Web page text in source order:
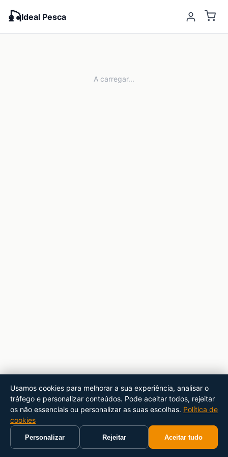
🎣Ideal Pesca
A carregar...
Usamos cookies para melhorar a sua experiência, analisar o
tráfego e personalizar conteúdos. Pode aceitar todos, rejeitar
os não essenciais ou personalizar as suas escolhas. Política de
cookies
Personalizar Rejeitar Aceitar tudo